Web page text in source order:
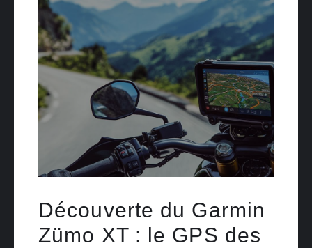
Découverte du Garmin
Zümo XT : le GPS des